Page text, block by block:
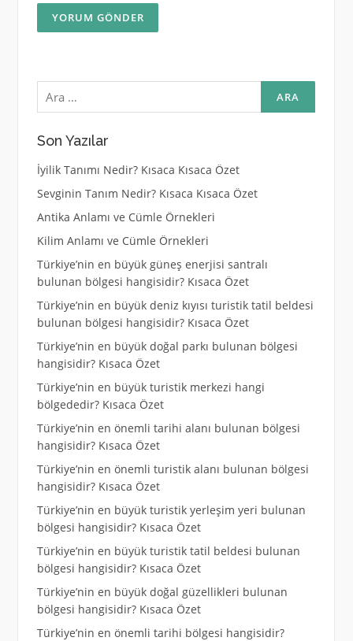
Arama:
Son Yazılar
İyilik Tanımı Nedir? Kısaca Kısaca Özet
Sevginin Tanım Nedir? Kısaca Kısaca Özet
Antika Anlamı ve Cümle Örnekleri
Kilim Anlamı ve Cümle Örnekleri
Türkiye’nin en büyük güneş enerjisi santralı
bulunan bölgesi hangisidir? Kısaca Özet
Türkiye’nin en büyük deniz kıyısı turistik tatil beldesi
bulunan bölgesi hangisidir? Kısaca Özet
Türkiye’nin en büyük doğal parkı bulunan bölgesi
hangisidir? Kısaca Özet
Türkiye’nin en büyük turistik merkezi hangi
bölgededir? Kısaca Özet
Türkiye’nin en önemli tarihi alanı bulunan bölgesi
hangisidir? Kısaca Özet
Türkiye’nin en önemli turistik alanı bulunan bölgesi
hangisidir? Kısaca Özet
Türkiye’nin en büyük turistik yerleşim yeri bulunan
bölgesi hangisidir? Kısaca Özet
Türkiye’nin en büyük turistik tatil beldesi bulunan
bölgesi hangisidir? Kısaca Özet
Türkiye’nin en büyük doğal güzellikleri bulunan
bölgesi hangisidir? Kısaca Özet
Türkiye’nin en önemli tarihi bölgesi hangisidir?